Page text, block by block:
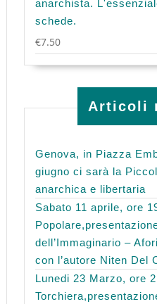
anarchista.
schede.
€7.50
Articoli
Genova, in Piazza
giugno ci sarà la
anarchica e libertaria
Sabato 11 aprile, ore
dell’Immaginario –
con l’autore Niten Del
Lunedi 23 Marzo, ore